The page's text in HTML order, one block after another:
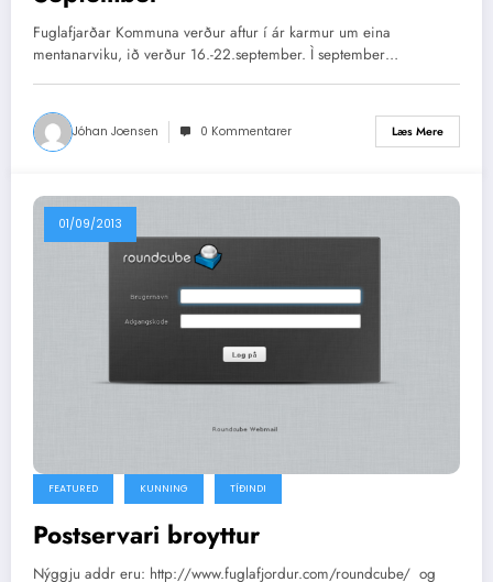
Fuglafjarðar Kommuna verður aftur í ár karmur um eina
mentanarviku, ið verður 16.-22.september. Ì september…
Jóhan Joensen 0 Kommentarer Læs Mere
01/09/2013
FEATURED KUNNING TÍÐINDI
Postservari broyttur
Nýggju addr eru: http://www.fuglafjordur.com/roundcube/ og